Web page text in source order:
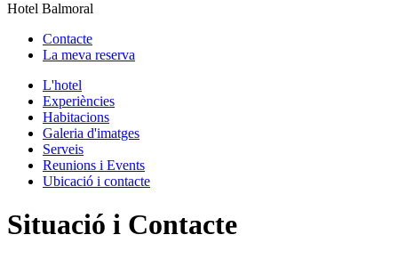
Hotel Balmoral
Contacte
La meva reserva
L'hotel
Experiències
Habitacions
Galeria d'imatges
Serveis
Reunions i Events
Ubicació i contacte
Situació i Contacte